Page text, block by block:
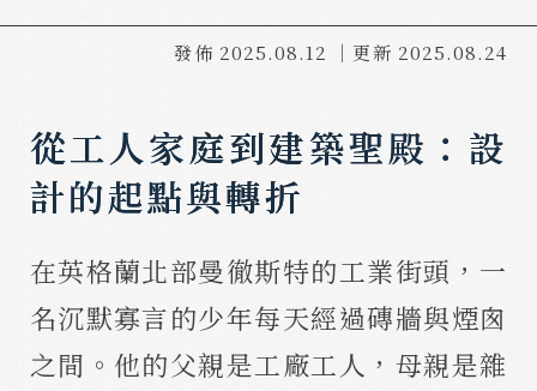
發佈 2025.08.12 ｜更新 2025.08.24
從工人家庭到建築聖殿：設
計的起點與轉折
在英格蘭北部曼徹斯特的工業街頭，一
名沉默寡言的少年每天經過磚牆與煙囪
之間。他的父親是工廠工人，母親是雜